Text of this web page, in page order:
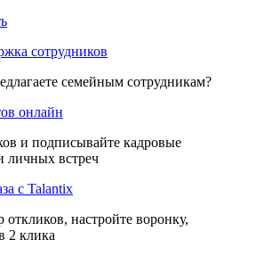
сотрудников
семейным сотрудникам?
онлайн
и подписывайте кадровые
личных встреч
с Talantix
откликов, настройте воронку,
2 клика